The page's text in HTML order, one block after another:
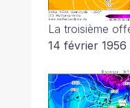
La troisième
14 février 1956